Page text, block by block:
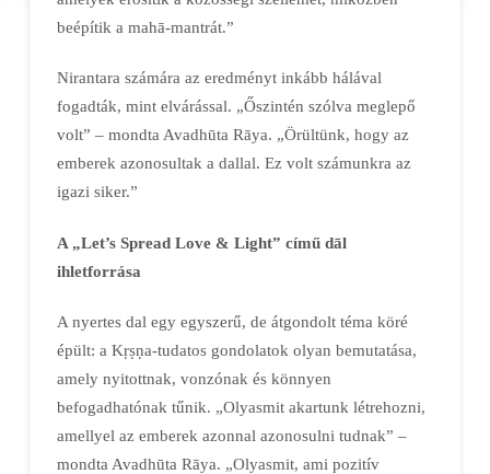
beépítik a mahā-mantrát.”
Nirantara számára az eredményt inkább hálával
fogadták, mint elvárással. „Őszintén szólva meglepő
volt” – mondta Avadhūta Rāya. „Örültünk, hogy az
emberek azonosultak a dallal. Ez volt számunkra az
igazi siker.”
A „Let’s Spread Love & Light” című dāl
ihletforrása
A nyertes dal egy egyszerű, de átgondolt téma köré
épült: a Kṛṣṇa-tudatos gondolatok olyan bemutatása,
amely nyitottnak, vonzónak és könnyen
befogadhatónak tűnik. „Olyasmit akartunk létrehozni,
amellyel az emberek azonnal azonosulni tudnak” –
mondta Avadhūta Rāya. „Olyasmit, ami pozitív